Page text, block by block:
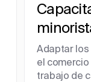
Adaptar
el comercio
trabajo de